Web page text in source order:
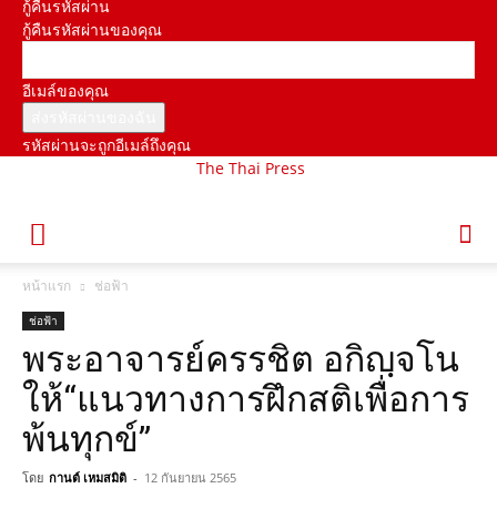
กู้คืนรหัสผ่าน
กู้คืนรหัสผ่านของคุณ
อีเมล์ของคุณ
รหัสผ่านจะถูกอีเมล์ถึงคุณ
The Thai Press
หน้าแรก ช่อฟ้า
ช่อฟ้า
พระอาจารย์ครรชิต อกิญฺจโน
ให้“แนวทางการฝึกสติเพื่อการ
พ้นทุกข์”
โดย กานต์ เหมสมิติ - 12 กันยายน 2565